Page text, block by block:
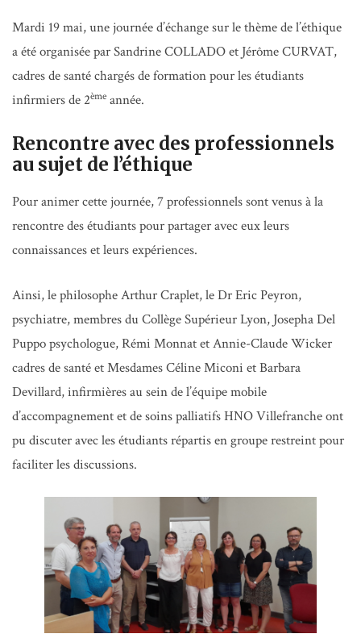
Mardi 19 mai, une journée d’échange sur le thème de l’éthique
a été organisée par Sandrine COLLADO et Jérôme CURVAT,
cadres de santé chargés de formation pour les étudiants
infirmiers de 2ème année.
Rencontre avec des professionnels
au sujet de l’éthique
Pour animer cette journée, 7 professionnels sont venus à la
rencontre des étudiants pour partager avec eux leurs
connaissances et leurs expériences.
Ainsi, le philosophe Arthur Craplet, le Dr Eric Peyron,
psychiatre, membres du Collège Supérieur Lyon, Josepha Del
Puppo psychologue, Rémi Monnat et Annie-Claude Wicker
cadres de santé et Mesdames Céline Miconi et Barbara
Devillard, infirmières au sein de l’équipe mobile
d’accompagnement et de soins palliatifs HNO Villefranche ont
pu discuter avec les étudiants répartis en groupe restreint pour
faciliter les discussions.